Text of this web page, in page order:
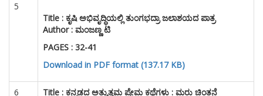
5
Title : ಕೃಷಿ ಅಭಿವೃದ್ಧಿಯಲ್ಲಿ ತುಂಗಭದ್ರಾ ಜಲಾಶಯದ ಪಾತ್ರ
Author : ಮಂಜಣ್ಣ ಟಿ
PAGES : 32-41
Download in PDF format (137.17 KB)
6 Title : ಕನ್ನಡದ ಅತ್ಯುತ್ತಮ ಪ್ರೇಮ ಕಥೆಗಳು : ಮರು ಚಿಂತನೆ